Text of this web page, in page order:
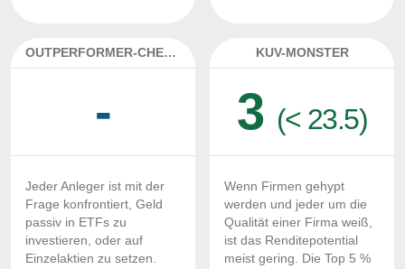
OUTPERFORMER-CHECK
-
Jeder Anleger ist mit der
Frage konfrontiert, Geld
passiv in ETFs zu
investieren, oder auf
Einzelaktien zu setzen.
KUV-MONSTER
3 (< 23.5)
Wenn Firmen gehypt
werden und jeder um die
Qualität einer Firma weiß,
ist das Renditepotential
meist gering. Die Top 5 %